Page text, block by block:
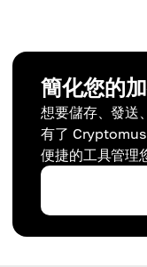
簡化您的
想要儲存、發送
有了
便捷的工具管理